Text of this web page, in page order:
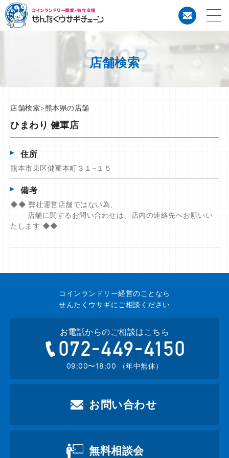
コイン
店舗検索
店舗検索>熊本県の店舗
ひまわり 健軍店
住所
熊本市東区健軍本町３１−１５
備考
◆◆ 弊社運営店舗ではない為、
店舗に関するお問い合わせは、店内の連絡先へお願いい
たします ◆◆
コインランドリー経営のことなら
せんたくウサギにご相談ください
お電話からのご相談はこちら
09:00〜18:00 （年中無休）
お問い合わせ
無料相談会